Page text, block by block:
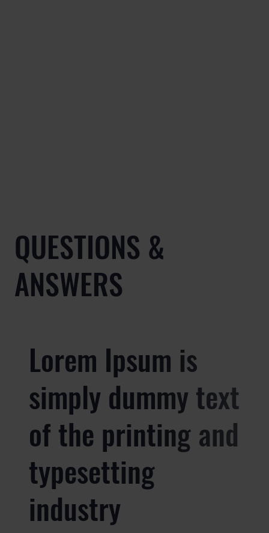
QUESTIONS &
ANSWERS
Lorem Ipsum is
simply dummy text
of the printing and
typesetting
industry